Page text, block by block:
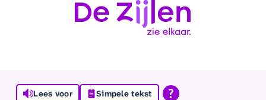
Lees voor Simpele tekst